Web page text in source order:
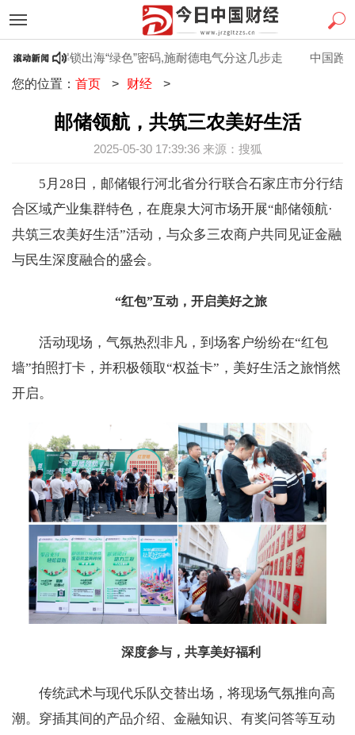
解锁出海“绿色”密码,施耐德电气分这几步走
中国跑道闪
您的位置： 首页 > 财经 >
邮储领航，共筑三农美好生活
2025-05-30 17:39:36 来源：搜狐
5月28日，邮储银行河北省分行联合石家庄市分行结
合区域产业集群特色，在鹿泉大河市场开展“邮储领航·
共筑三农美好生活”活动，与众多三农商户共同见证金融
与民生深度融合的盛会。
“红包”互动，开启美好之旅
活动现场，气氛热烈非凡，到场客户纷纷在“红包
墙”拍照打卡，并积极领取“权益卡”，美好生活之旅悄然
开启。
深度参与，共享美好福利
传统武术与现代乐队交替出场，将现场气氛推向高
潮。穿插其间的产品介绍、金融知识、有奖问答等互动